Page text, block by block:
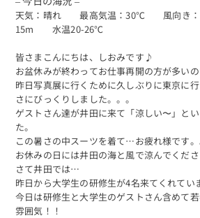
天気：晴れ 最高気温：30℃ 風向き
15m 水温20-26℃
皆さまこんにちは、しおみです♪
お盆休みが終わってお仕事再開の方が多いの
昨日写真展に行くために久しぶりに東京に
さにびっくりしました。。。
ゲストさん達が井田に来て「涼しい〜」と
た。
この暑さの中スーツを着て…お疲れ様です。
お休みの日には井田の海と風で涼んでくださ
さて井田では…
昨日から大学生の研修生が4名来てくれてい
今日は研修生と大学生のゲストさん含めて
雰囲気！！